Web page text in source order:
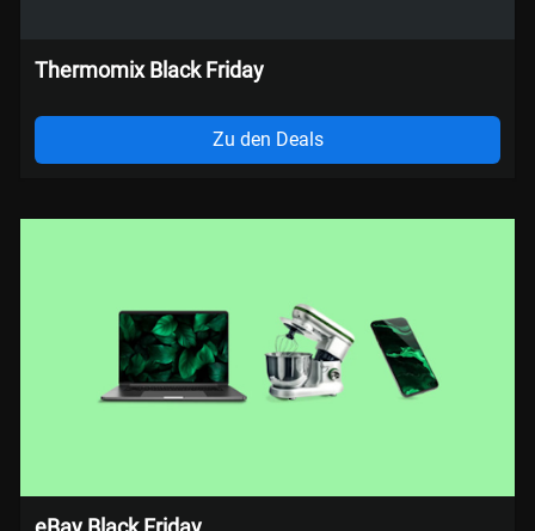
Thermomix Black Friday
Zu den Deals